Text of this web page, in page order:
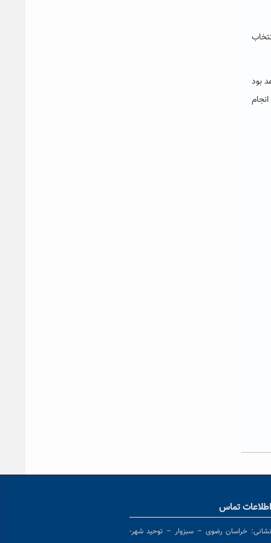
و انتخاب
بود
انجام
اطلاعات تماس
نشانی: خراسان رضوی – سبزوار – توحید شهر-